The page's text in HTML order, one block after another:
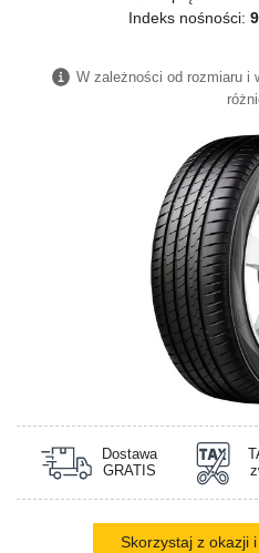
Indeks nośności:
W zależności od rozmiaru i
Dostawa
GRATIS
Skorzystaj z okazji